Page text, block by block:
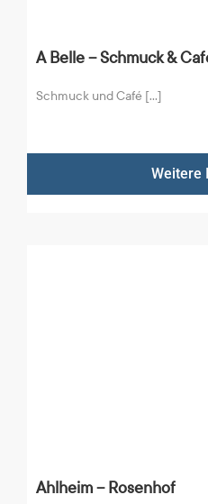
A Belle – Schmuck &
Schmuck und Café [...]
Weitere
Ahlheim – Rosenhof